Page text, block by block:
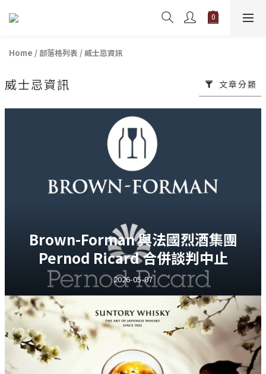
Home / 部落格列表 /威士忌資訊
威士忌資訊 文章分類
Brown-Forman 與法國烈酒集團
Pernod Ricard 合併談判中止
2026-05-07